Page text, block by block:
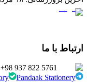
ارتباط با ما
+98 937 822 5761
Pandaak Stationery